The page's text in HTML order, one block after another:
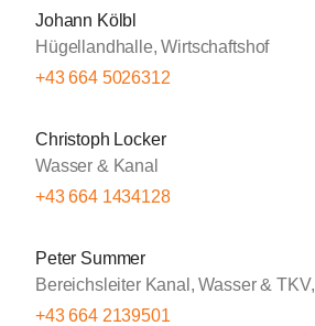
Johann Kölbl
Hügellandhalle, Wirtschaftshof
+43 664 5026312
Christoph Locker
Wasser & Kanal
+43 664 1434128
Peter Summer
Bereichsleiter Kanal, Wasser &
+43 664 2139501